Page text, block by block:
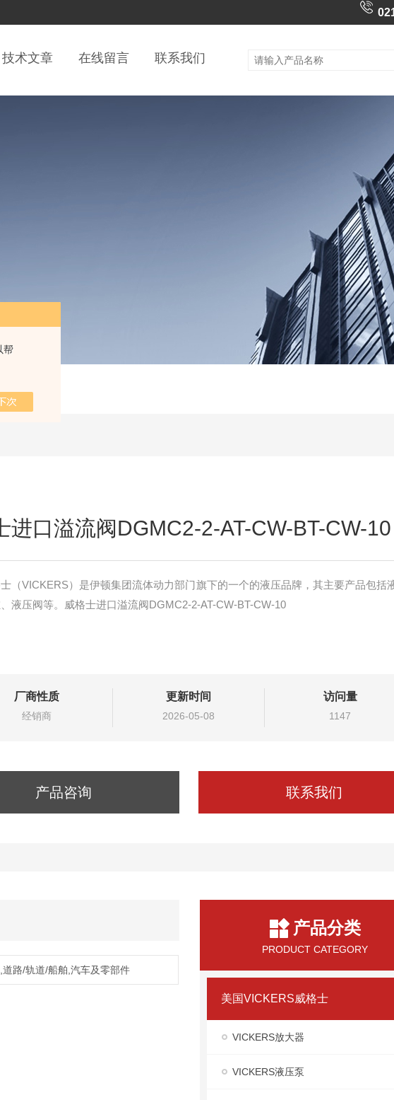
帮
技术文章 在线留言 联系我们
10
进口溢流阀DGMC2-2-AT-CW-BT-CW-10
（VICKERS）是伊顿集团流体动力部门旗下的一个的液压品牌，其主要产品包括
液压阀等。威格士进口溢流阀DGMC2-2-AT-CW-BT-CW-10
厂商性质
经销商
更新时间
2026-05-08
访问量
1147
产品咨询 联系我们
路/轨道/船舶,汽车及零部件
产品分类
PRODUCT CATEGORY
美国VICKERS威格士
VICKERS放大器
VICKERS液压泵